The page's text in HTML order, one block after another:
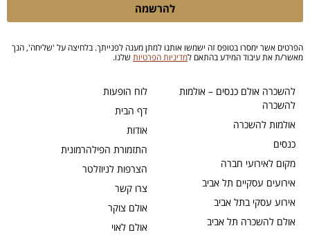
לוח הופעות
דף הבית
אודות
התזמורת הפילהרמונית
הצרפות לניוזלטר
צרו קשר
אולם צוקר
אולם לאוי
להשכרה אולם כנסים – אולמות
להשכרה
אולמות להשכרה
כנסים
מקום לאירועי חברה
אירועים עסקיים תל אביב
אירוע עסקי בתל אביב
אולם להשכרה תל אביב
להרשמה
הפרטים אשר ימסרו בטופס זה ישמשו אותנו למתן מענה לפנייתך. בלחיצה על 'שליחה', הנך
מאשר/ת את עיבוד המידע בהתאם למדיניות הפרטיות שלנו.